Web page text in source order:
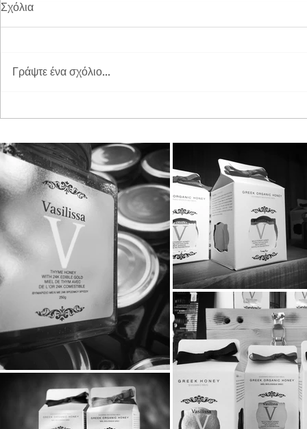
Exports Awards 2026
ξεχωριστή
Σχόλια
Γράψτε ένα σχόλιο...